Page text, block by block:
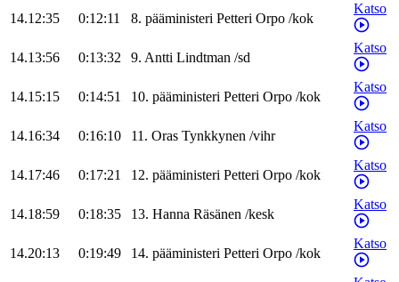
14.12:35 0:12:11 8. pääministeri Petteri Orpo /kok
Katso
14.13:56 0:13:32 9. Antti Lindtman /sd
Katso
14.15:15 0:14:51 10. pääministeri Petteri Orpo /kok
Katso
14.16:34 0:16:10 11. Oras Tynkkynen /vihr
Katso
14.17:46 0:17:21 12. pääministeri Petteri Orpo /kok
Katso
14.18:59 0:18:35 13. Hanna Räsänen /kesk
Katso
14.20:13 0:19:49 14. pääministeri Petteri Orpo /kok
Katso